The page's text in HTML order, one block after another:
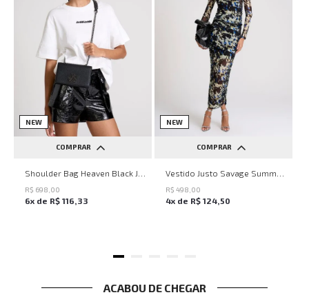
NEW
COMPRAR
UN
R$ 698 00
6x de R$ 116 33
NEW
COMPRAR
PP P M G
R$ 498 00
4x de R$ 124 50
ACABOU DE CHEGAR